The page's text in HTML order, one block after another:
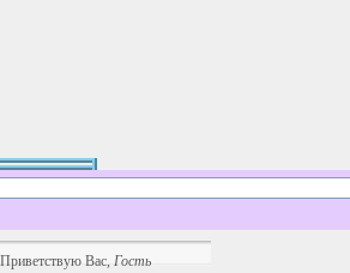
Приветствую Вас,Гость